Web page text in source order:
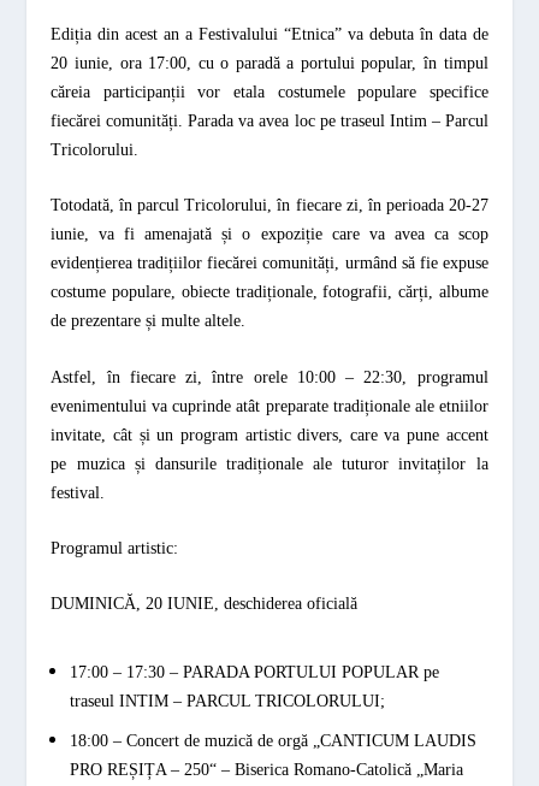
Ediția din acest an aFestivalului “Etnica” va debuta în data de
20 iunie, ora 17:00, cu o paradă a portului popular, în timpul
căreia participanții vor etala costumele populare specifice
fiecărei comunități. Parada va avea loc pe traseul Intim – Parcul
Tricolorului.
Totodată, în parcul Tricolorului, în fiecare zi, în perioada 20-27
iunie, va fi amenajată și o expoziție care va avea ca scop
evidențierea tradițiilor fiecărei comunități, urmând să fie expuse
costume populare, obiecte tradiționale, fotografii, cărți, albume
de prezentare și multe altele.
Astfel, în fiecare zi, între orele 10:00 – 22:30, programul
evenimentului va cuprinde atât preparate tradiționale ale etniilor
invitate, cât și un program artistic divers, care va pune accent
pe muzica și dansurile tradiționale ale tuturor invitaților la
festival.
Programul artistic:
DUMINICĂ, 20 IUNIE, deschiderea oficială
17:00 – 17:30 –PARADA PORTULUI POPULAR pe
traseul INTIM – PARCUL TRICOLORULUI;
18:00 – Concert de muzică de orgă „CANTICUM LAUDIS
PRO REȘIȚA– 250“ – Biserica Romano-Catolică „Maria